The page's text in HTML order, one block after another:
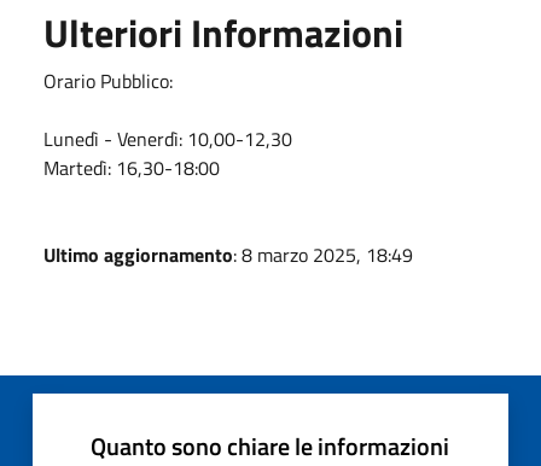
Ulteriori Informazioni
Orario Pubblico:
Lunedì - Venerdì: 10,00-12,30
Martedì: 16,30-18:00
Ultimo aggiornamento: 8 marzo 2025, 18:49
Quanto sono chiare le informazioni